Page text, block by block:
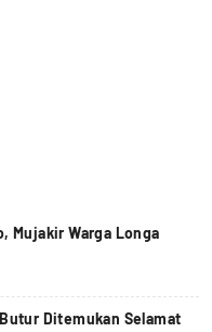
Mujakir Warga Longa
Ditemukan Selamat